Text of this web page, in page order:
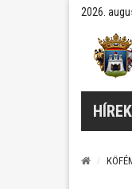
2026.
HÍREK